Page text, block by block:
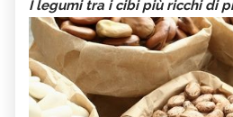
I legumi tra i cibi più ricchi di